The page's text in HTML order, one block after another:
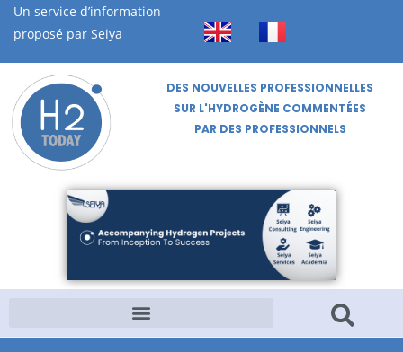
Un service d’information
proposé par Seiya
DES NOUVELLES PROFESSIONNELLES
SUR L'HYDROGÈNE COMMENTÉES
PAR DES PROFESSIONNELS